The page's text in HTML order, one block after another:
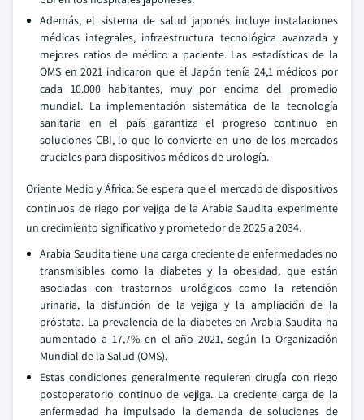
Además, el sistema de salud japonés incluye instalaciones
médicas integrales, infraestructura tecnológica avanzada y
mejores ratios de médico a paciente. Las estadísticas de la
OMS en 2021 indicaron que el Japón tenía 24,1 médicos por
cada 10.000 habitantes, muy por encima del promedio
mundial. La implementación sistemática de la tecnología
sanitaria en el país garantiza el progreso continuo en
soluciones CBI, lo que lo convierte en uno de los mercados
cruciales para dispositivos médicos de urología.
Oriente Medio y África: Se espera que el mercado de dispositivos
continuos de riego por vejiga de la Arabia Saudita experimente
un crecimiento significativo y prometedor de 2025 a 2034.
Arabia Saudita tiene una carga creciente de enfermedades no
transmisibles como la diabetes y la obesidad, que están
asociadas con trastornos urológicos como la retención
urinaria, la disfunción de la vejiga y la ampliación de la
próstata. La prevalencia de la diabetes en Arabia Saudita ha
aumentado a 17,7% en el año 2021, según la Organización
Mundial de la Salud (OMS).
Estas condiciones generalmente requieren cirugía con riego
postoperatorio continuo de vejiga. La creciente carga de la
enfermedad ha impulsado la demanda de soluciones de